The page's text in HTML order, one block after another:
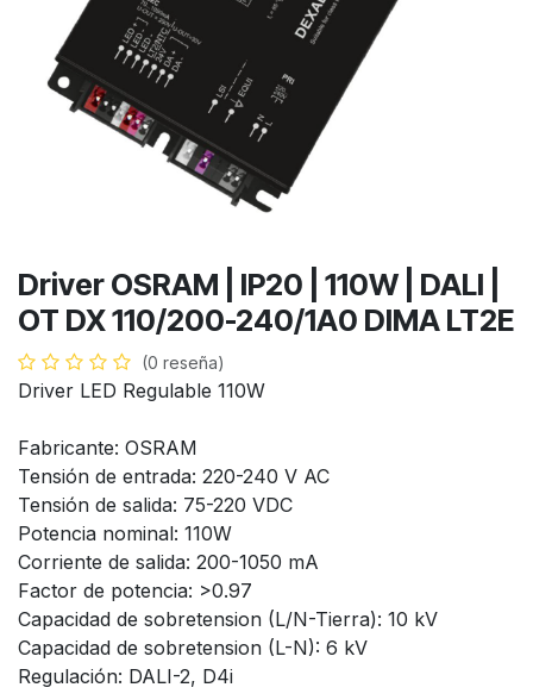
Driver OSRAM | IP20 | 110W | DALI |
OT DX 110/200-240/1A0 DIMA LT2E
(0 reseña)
Driver LED Regulable 110W
Fabricante: OSRAM
Tensión de entrada: 220-240 V AC
Tensión de salida: 75-220 VDC
Potencia nominal: 110W
Corriente de salida: 200-1050 mA
Factor de potencia: >0.97
Capacidad de sobretension (L/N-Tierra): 10 kV
Capacidad de sobretension (L-N): 6 kV
Regulación: DALI-2, D4i